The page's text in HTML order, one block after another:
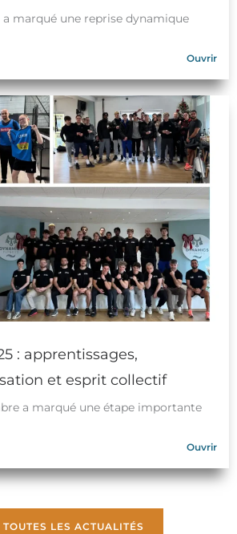
marqué une reprise dynamique
Ouvrir
: apprentissages,
et esprit collectif
a marqué une étape importante
Ouvrir
LES ACTUALITÉS